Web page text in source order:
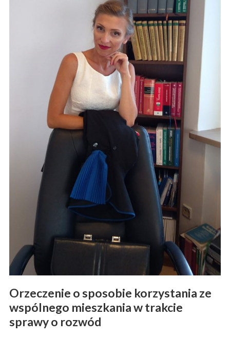
Orzeczenie o sposobie korzystania ze
wspólnego mieszkania w trakcie
sprawy o rozwód